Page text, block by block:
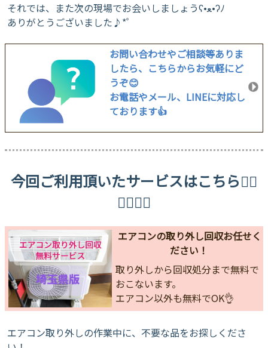
​それでは、また次の現場でお会いしましょうʕ•ﻌ•ʔﾉ
ありがとうございました♪*ﾟ
お問い合わせやご相談等ありま
したら、こちらからお気軽にど
うぞ😊
お電話やメール、LINEに対応し
ております👍
今回ご利用頂いたサービスはこちら👇🏻
👇🏻👇🏻
エアコンの取り外し回収お任せく
ださい！
取り外しから回収処分まで無料で
おこないます。
エアコン以外も無料でOK👌
エアコン取り外しの作業中に、不要な品をお探しくださ